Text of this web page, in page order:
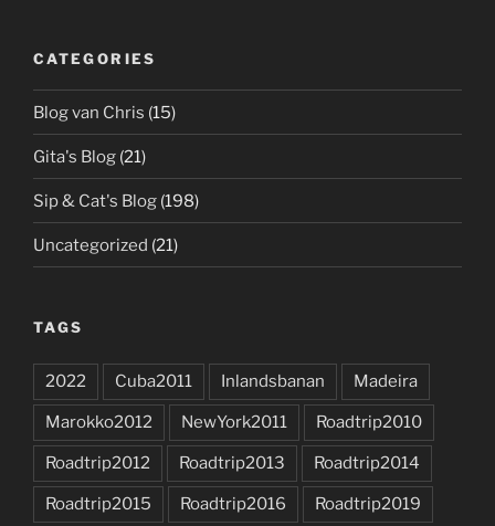
CATEGORIES
Blog van Chris (15)
Gita's Blog (21)
Sip & Cat's Blog (198)
Uncategorized (21)
TAGS
2022 Cuba2011 Inlandsbanan Madeira
Marokko2012 NewYork2011 Roadtrip2010
Roadtrip2012 Roadtrip2013 Roadtrip2014
Roadtrip2015 Roadtrip2016 Roadtrip2019